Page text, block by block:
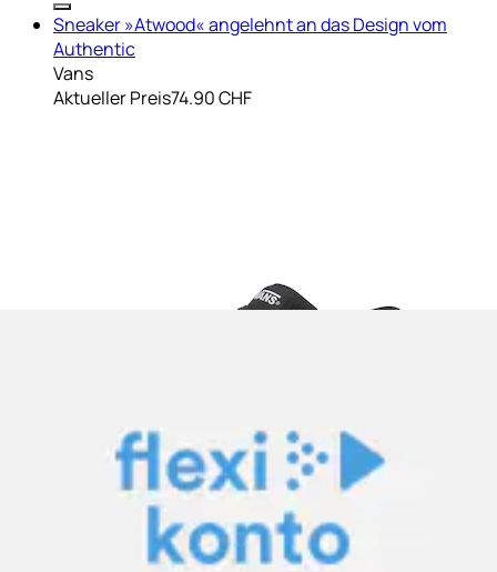
Sneaker »Atwood« angelehnt an das Design vom
Authentic
Vans
Aktueller Preis74.90 CHF